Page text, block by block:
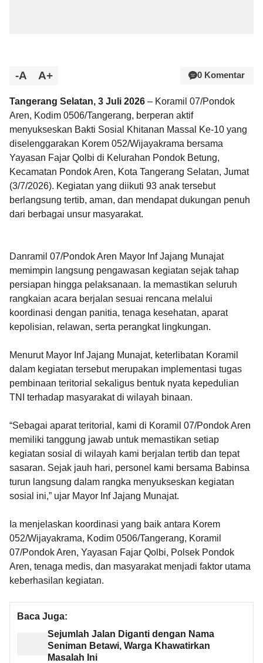
-A A+ 0 Komentar
Tangerang Selatan, 3 Juli 2026 – Koramil 07/Pondok
Aren, Kodim 0506/Tangerang, berperan aktif
menyukseskan Bakti Sosial Khitanan Massal Ke-10 yang
diselenggarakan Korem 052/Wijayakrama bersama
Yayasan Fajar Qolbi di Kelurahan Pondok Betung,
Kecamatan Pondok Aren, Kota Tangerang Selatan, Jumat
(3/7/2026). Kegiatan yang diikuti 93 anak tersebut
berlangsung tertib, aman, dan mendapat dukungan penuh
dari berbagai unsur masyarakat.
Danramil 07/Pondok Aren Mayor Inf Jajang Munajat
memimpin langsung pengawasan kegiatan sejak tahap
persiapan hingga pelaksanaan. Ia memastikan seluruh
rangkaian acara berjalan sesuai rencana melalui
koordinasi dengan panitia, tenaga kesehatan, aparat
kepolisian, relawan, serta perangkat lingkungan.
Menurut Mayor Inf Jajang Munajat, keterlibatan Koramil
dalam kegiatan tersebut merupakan implementasi tugas
pembinaan teritorial sekaligus bentuk nyata kepedulian
TNI terhadap masyarakat di wilayah binaan.
“Sebagai aparat teritorial, kami di Koramil 07/Pondok Aren
memiliki tanggung jawab untuk memastikan setiap
kegiatan sosial di wilayah kami berjalan tertib dan tepat
sasaran. Sejak jauh hari, personel kami bersama Babinsa
turun langsung dalam rangka menyukseskan kegiatan
sosial ini,” ujar Mayor Inf Jajang Munajat.
Ia menjelaskan koordinasi yang baik antara Korem
052/Wijayakrama, Kodim 0506/Tangerang, Koramil
07/Pondok Aren, Yayasan Fajar Qolbi, Polsek Pondok
Aren, tenaga medis, dan masyarakat menjadi faktor utama
keberhasilan kegiatan.
Baca Juga:
Sejumlah Jalan Diganti dengan Nama
Seniman Betawi, Warga Khawatirkan
Masalah Ini